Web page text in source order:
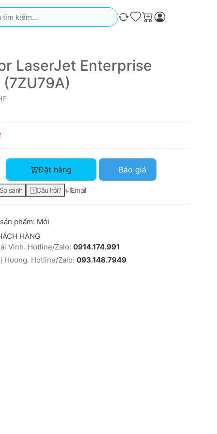
Kết quả sẽ tự động xuất hiện khi bạn nhập. Nhấn phím
So sánh
Ưa thích
Giỏ hàng
LaserJet Enterprise
HP Color LaserJet Enterprise M555x (7ZU79A) với giá Liên
Đặt hàng Báo giá
So sánh Câu hỏi? Email
phẩm: Mới
HÀNG
Vinh. Hotline/Zalo: 0914.174.991
Hương. Hotline/Zalo: 093.148.7949